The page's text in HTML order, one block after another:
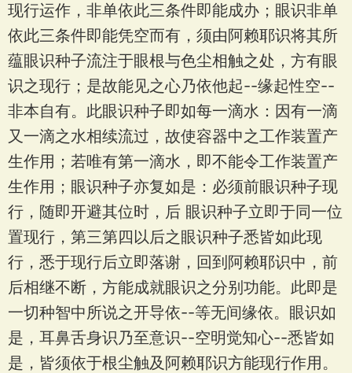
现行运作，非单依此三条件即能成办；眼识非单
依此三条件即能凭空而有，须由阿赖耶识将其所
蕴眼识种子流注于眼根与色尘相触之处，方有眼
识之现行；是故能见之心乃依他起--缘起性空--
非本自有。此眼识种子即如每一滴水：因有一滴
又一滴之水相续流过，故使容器中之工作装置产
生作用；若唯有第一滴水，即不能令工作装置产
生作用；眼识种子亦复如是：必须前眼识种子现
行，随即开避其位时，后 眼识种子立即于同一位
置现行，第三第四以后之眼识种子悉皆如此现
行，悉于现行后立即落谢，回到阿赖耶识中，前
后相继不断，方能成就眼识之分别功能。此即是
一切种智中所说之开导依--等无间缘依。眼识如
是，耳鼻舌身识乃至意识--空明觉知心--悉皆如
是，皆须依于根尘触及阿赖耶识方能现行作用。